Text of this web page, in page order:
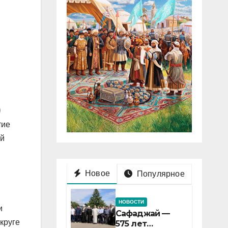
Новое Популярное
НОВОСТИ
Сафаджай —
575 лет